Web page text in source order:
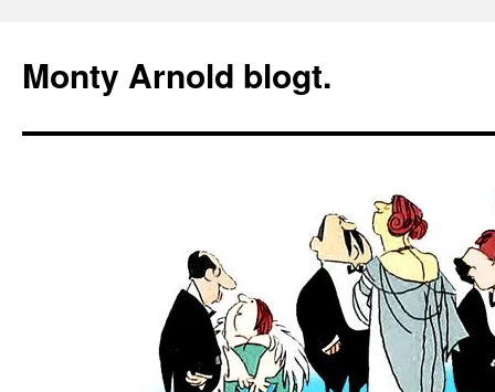
springen
Monty Arnold blogt.